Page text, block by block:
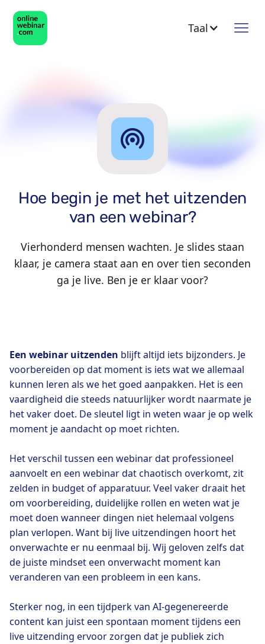
Taal
Hoe begin je met het uitzenden
van een webinar?
Vierhonderd mensen wachten. Je slides staan
klaar, je camera staat aan en over tien seconden
ga je live. Ben je er klaar voor?
Een webinar uitzenden blijft altijd iets bijzonders. Je
voorbereiden op dat moment is iets wat we allemaal
kunnen leren als we het goed aanpakken. Het is een
vaardigheid die steeds natuurlijker wordt naarmate je
het vaker doet. De sleutel ligt in weten waar je op welk
moment je aandacht op moet richten.
Het verschil tussen een webinar dat professioneel
aanvoelt en een webinar dat chaotisch overkomt, zit
zelden in budget of apparatuur. Veel vaker draait het
om voorbereiding, duidelijke rollen en weten wat je
moet doen wanneer dingen niet helemaal volgens
plan verlopen. Want bij live uitzendingen hoort het
onverwachte er nu eenmaal bij. Wij geloven zelfs dat
de juiste mindset een onverwacht moment kan
veranderen van een probleem in een kans.
Sterker nog, in een tijdperk van AI-gegenereerde
content kan juist een spontaan moment tijdens een
live uitzending ervoor zorgen dat je publiek zich